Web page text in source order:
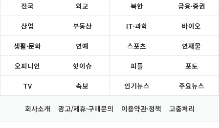
전국 외교 북한 금융·증권
산업 부동산 IT·과학 바이오
생활·문화 연예 스포츠 연재물
오피니언 핫이슈 피플 포토
TV 속보 인기뉴스 주요뉴스
회사소개 광고/제휴·구매문의 이용약관·정책 고충처리